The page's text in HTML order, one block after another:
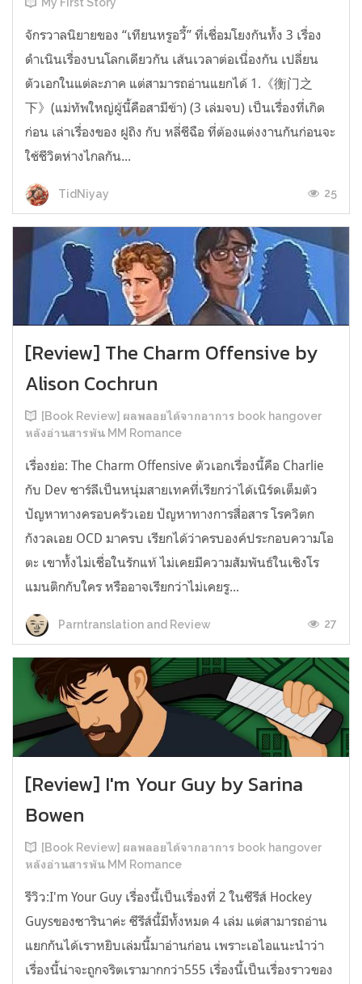
จักรวาลนิยายของ “เทียนหรูอวี้” ที่เชื่อมโยงกันทั้ง 3 เรื่อง
ดำเนินเรื่องบนโลกเดียวกัน เส้นเวลาต่อเนื่องกัน เปลี่ยน
ตัวเอกในแต่ละภาค แต่สามารถอ่านแยกได้ 1.《衡门之
下》(แม่ทัพใหญ่ผู้นี้คือสามีข้า) (3 เล่มจบ) เป็นเรื่องที่เกิด
ก่อน เล่าเรื่องของ ฝูถิง กับ หลี่ชีฉือ ที่ต้องแต่งงานกันก่อนจะ
ใช้ชีวิตห่างไกลกัน...
TidNiyay 25
[Review] The Charm Offensive by
Alison Cochrun
[Book Review] ผลพลอยได้จากอาการ book hangover
หลังอ่านสารพัน MM Romance
เรื่องย่อ: The Charm Offensive ตัวเอกเรื่องนี้คือ Charlie
กับ Dev ชาร์ลีเป็นหนุ่มสายเทคที่เรียกว่าได้เนิร์ดเต็มตัว
ปัญหาทางครอบครัวเอย ปัญหาทางการสื่อสาร โรควิตก
กังวลเอย OCD มาครบ เรียกได้ว่าครบองค์ประกอบความโอ
ตะ เขาทั้งไม่เชื่อในรักแท้ ไม่เคยมีความสัมพันธ์ในเชิงโร
แมนติกกับใคร หรืออาจเรียกว่าไม่เคยรู...
Parntranslation and Review 27
[Review] I'm Your Guy by Sarina
Bowen
[Book Review] ผลพลอยได้จากอาการ book hangover
หลังอ่านสารพัน MM Romance
รีวิว:I'm Your Guy เรื่องนี้เป็นเรื่องที่ 2 ในซีรีส์ Hockey
Guysของซารินาค่ะ ซีรีส์นี้มีทั้งหมด 4 เล่ม แต่สามารถอ่าน
แยกกันได้เราหยิบเล่มนี้มาอ่านก่อน เพราะเอไอแนะนำว่า
เรื่องนี้น่าจะถูกจริตเรามากกว่า555 เรื่องนี้เป็นเรื่องราวของ